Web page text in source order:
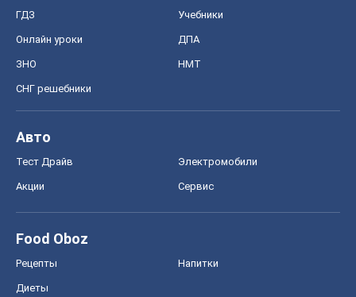
ГДЗ Учебники
Онлайн уроки ДПА
ЗНО НМТ
СНГ решебники
Авто
Тест Драйв Электромобили
Акции Сервис
Food Oboz
Рецепты Напитки
Диеты